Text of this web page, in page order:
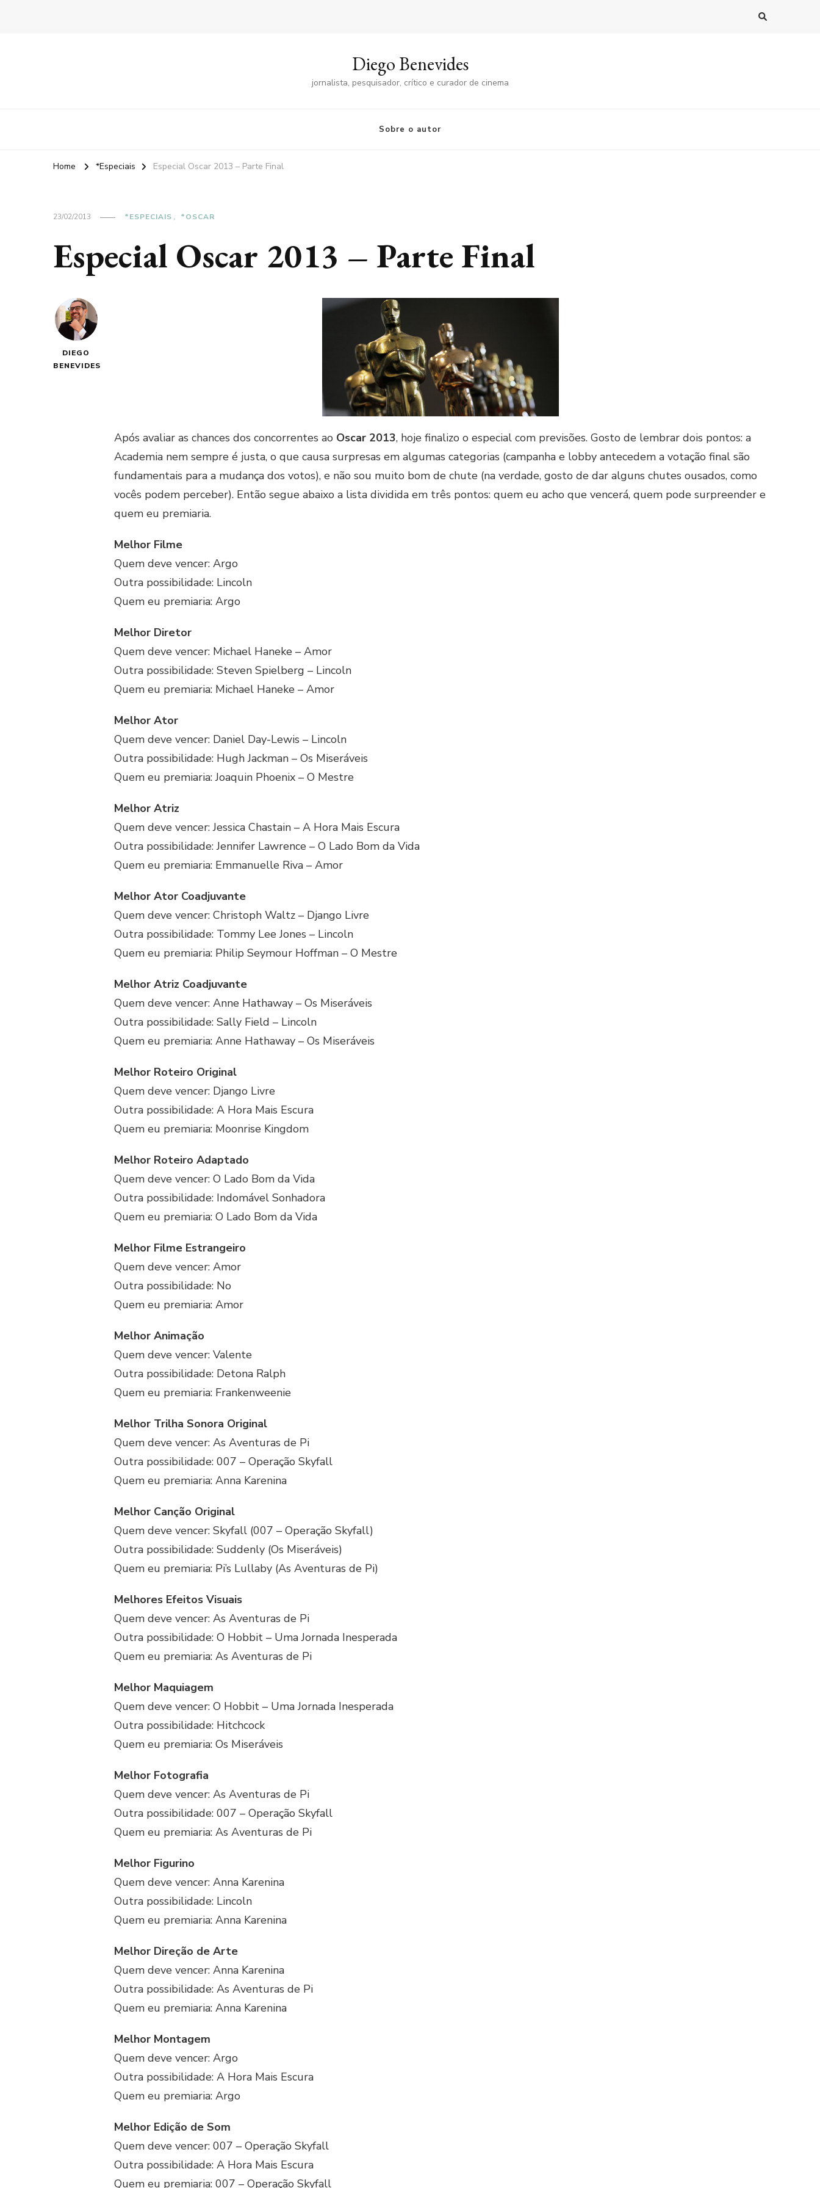
Diego Benevides
jornalista, pesquisador, crítico e curador de cinema
Sobre o autor
Home *Especiais Especial Oscar 2013 – Parte Final
23/02/2013 *ESPECIAIS *OSCAR
Especial Oscar 2013 – Parte Final
DIEGO
BENEVIDES
Após avaliar as chances dos concorrentes ao Oscar 2013, hoje finalizo o especial com previsões. Gosto de lembrar dois pontos: a
Academia nem sempre é justa, o que causa surpresas em algumas categorias (campanha e lobby antecedem a votação final são
fundamentais para a mudança dos votos), e não sou muito bom de chute (na verdade, gosto de dar alguns chutes ousados, como
vocês podem perceber). Então segue abaixo a lista dividida em três pontos: quem eu acho que vencerá, quem pode surpreender e
quem eu premiaria.
Melhor Filme
Quem deve vencer: Argo
Outra possibilidade: Lincoln
Quem eu premiaria: Argo
Melhor Diretor
Quem deve vencer: Michael Haneke – Amor
Outra possibilidade: Steven Spielberg – Lincoln
Quem eu premiaria: Michael Haneke – Amor
Melhor Ator
Quem deve vencer: Daniel Day-Lewis – Lincoln
Outra possibilidade: Hugh Jackman – Os Miseráveis
Quem eu premiaria: Joaquin Phoenix – O Mestre
Melhor Atriz
Quem deve vencer: Jessica Chastain – A Hora Mais Escura
Outra possibilidade: Jennifer Lawrence – O Lado Bom da Vida
Quem eu premiaria: Emmanuelle Riva – Amor
Melhor Ator Coadjuvante
Quem deve vencer: Christoph Waltz – Django Livre
Outra possibilidade: Tommy Lee Jones – Lincoln
Quem eu premiaria: Philip Seymour Hoffman – O Mestre
Melhor Atriz Coadjuvante
Quem deve vencer: Anne Hathaway – Os Miseráveis
Outra possibilidade: Sally Field – Lincoln
Quem eu premiaria: Anne Hathaway – Os Miseráveis
Melhor Roteiro Original
Quem deve vencer: Django Livre
Outra possibilidade: A Hora Mais Escura
Quem eu premiaria: Moonrise Kingdom
Melhor Roteiro Adaptado
Quem deve vencer: O Lado Bom da Vida
Outra possibilidade: Indomável Sonhadora
Quem eu premiaria: O Lado Bom da Vida
Melhor Filme Estrangeiro
Quem deve vencer: Amor
Outra possibilidade: No
Quem eu premiaria: Amor
Melhor Animação
Quem deve vencer: Valente
Outra possibilidade: Detona Ralph
Quem eu premiaria: Frankenweenie
Melhor Trilha Sonora Original
Quem deve vencer: As Aventuras de Pi
Outra possibilidade: 007 – Operação Skyfall
Quem eu premiaria: Anna Karenina
Melhor Canção Original
Quem deve vencer: Skyfall (007 – Operação Skyfall)
Outra possibilidade: Suddenly (Os Miseráveis)
Quem eu premiaria: Pi’s Lullaby (As Aventuras de Pi)
Melhores Efeitos Visuais
Quem deve vencer: As Aventuras de Pi
Outra possibilidade: O Hobbit – Uma Jornada Inesperada
Quem eu premiaria: As Aventuras de Pi
Melhor Maquiagem
Quem deve vencer: O Hobbit – Uma Jornada Inesperada
Outra possibilidade: Hitchcock
Quem eu premiaria: Os Miseráveis
Melhor Fotografia
Quem deve vencer: As Aventuras de Pi
Outra possibilidade: 007 – Operação Skyfall
Quem eu premiaria: As Aventuras de Pi
Melhor Figurino
Quem deve vencer: Anna Karenina
Outra possibilidade: Lincoln
Quem eu premiaria: Anna Karenina
Melhor Direção de Arte
Quem deve vencer: Anna Karenina
Outra possibilidade: As Aventuras de Pi
Quem eu premiaria: Anna Karenina
Melhor Montagem
Quem deve vencer: Argo
Outra possibilidade: A Hora Mais Escura
Quem eu premiaria: Argo
Melhor Edição de Som
Quem deve vencer: 007 – Operação Skyfall
Outra possibilidade: A Hora Mais Escura
Quem eu premiaria: 007 – Operação Skyfall